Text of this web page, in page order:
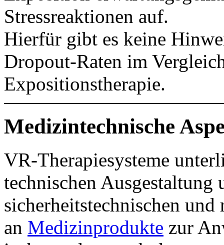
Stressreaktionen auf.
Hierfür gibt es keine
Dropout-Raten im
Expositionstherapie.
Medizintechnische
VR-Therapiesysteme
technischen
sicherheitstechnischen
an Medizinprodukte zur